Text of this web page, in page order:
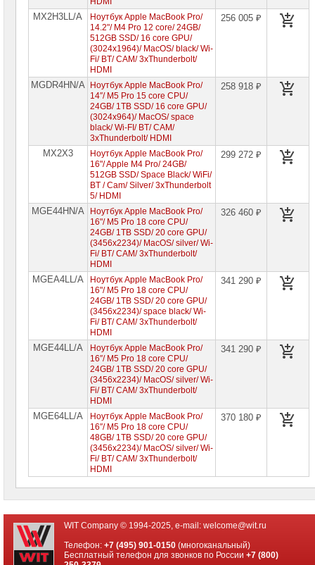
Моноблоки
Brand
Name
Серверы
Пассивное
сетевое
серверов
Российское
ПО
Программное
обеспечение
Термошкафы
IP
MX2H3LL/A
Ноутбук Apple MacBook Pro/
14.2"/ M4 Pro 12 core/ 24GB/
512GB SSD/ 16 core GPU/
(3024x1964)/ MacOS/ black/ Wi-
Fi/ BT/ CAM/ 3xThunderbolt/
HDMI
256 005 ₽
MGDR4HN/A
Ноутбук Apple MacBook Pro/
14″/ M5 Pro 15 core CPU/
24GB/ 1TB SSD/ 16 core GPU/
(3024x964)/ MacOS/ space
black/ Wi-FI/ BT/ CAM/
3xThunderbolt/ HDMI
258 918 ₽
MX2X3
Ноутбук Apple MacBook Pro/
16"/ Apple M4 Pro/ 24GB/
512GB SSD/ Space Black/ WiFi/
BT / Cam/ Silver/ 3xThunderbolt
5/ HDMI
299 272 ₽
MGE44HN/A
Ноутбук Apple MacBook Pro/
16"/ M5 Pro 18 core CPU/
24GB/ 1TB SSD/ 20 core GPU/
(3456x2234)/ MacOS/ silver/ Wi-
Fi/ BT/ CAM/ 3xThunderbolt/
HDMI
326 460 ₽
MGEA4LL/A
Ноутбук Apple MacBook Pro/
16"/ M5 Pro 18 core CPU/
24GB/ 1TB SSD/ 20 core GPU/
(3456x2234)/ space black/ Wi-
Fi/ BT/ CAM/ 3xThunderbolt/
HDMI
341 290 ₽
MGE44LL/A
Ноутбук Apple MacBook Pro/
16″/ M5 Pro 18 core CPU/
24GB/ 1TB SSD/ 20 core GPU/
(3456x2234)/ MacOS/ silver/ Wi-
Fi/ BT/ CAM/ 3xThunderbolt/
HDMI
341 290 ₽
MGE64LL/A
Ноутбук Apple MacBook Pro/
16″/ M5 Pro 18 core CPU/
48GB/ 1TB SSD/ 20 core GPU/
(3456x2234)/ MacOS/ silver/ Wi-
Fi/ BT/ CAM/ 3xThunderbolt/
HDMI
370 180 ₽
WIT Company © 1994-2025, e-mail: welcome@wit.ru
Телефон:+7 (495) 901-0150 (многоканальный)
Бесплатный телефон для звонков по России+7 (800)